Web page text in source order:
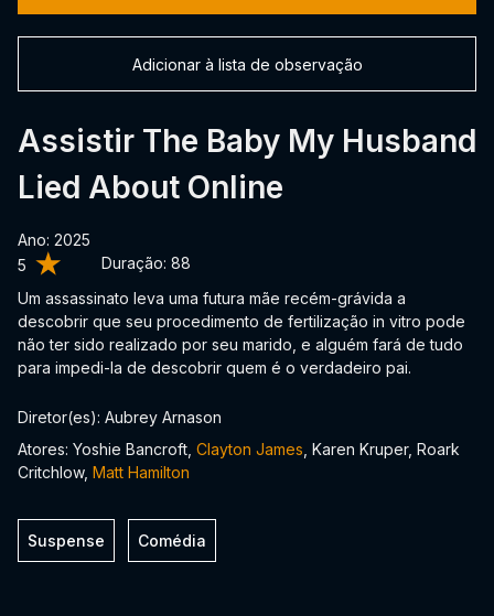
5 Duração: 88
Assistir The Baby My Husband
Lied About Online
Ano: 2025
Um assassinato leva uma futura mãe recém-grávida a
descobrir que seu procedimento de fertilização in vitro pode
não ter sido realizado por seu marido, e alguém fará de tudo
para impedi-la de descobrir quem é o verdadeiro pai.
Adicionar à lista de observação
Diretor(es): Aubrey Arnason
Atores: Yoshie Bancroft, Clayton James , Karen Kruper, Roark
Critchlow, Matt Hamilton
Suspense Comédia